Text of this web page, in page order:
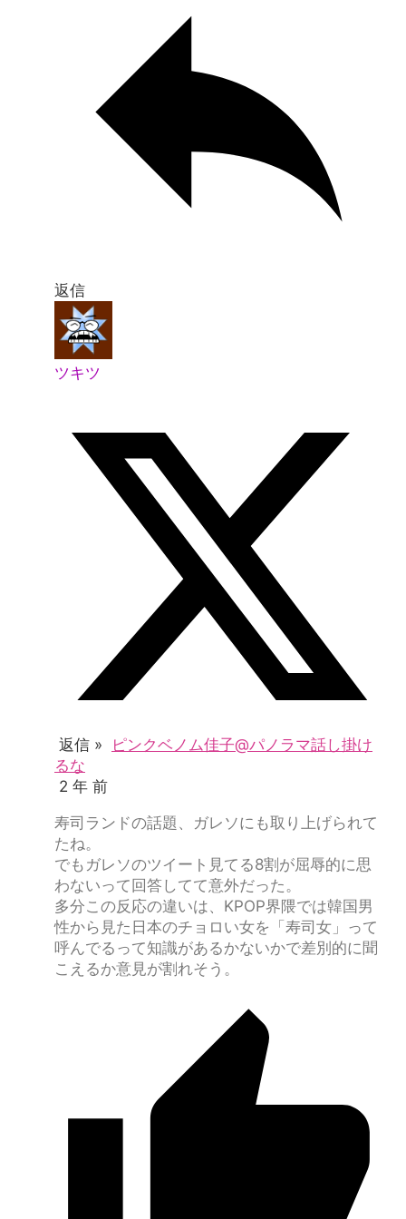
返信
ツキツ
返信 »
ピンクベノム佳子@パノラマ話し掛け
るな
2 年 前
寿司ランドの話題、ガレソにも取り上げられて
たね。
でもガレソのツイート見てる8割が屈辱的に思
わないって回答してて意外だった。
多分この反応の違いは、KPOP界隈では韓国男
性から見た日本のチョロい女を「寿司女」って
呼んでるって知識があるかないかで差別的に聞
こえるか意見が割れそう。